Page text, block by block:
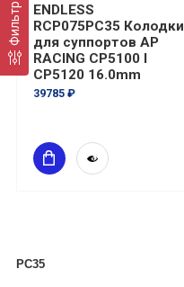
Фильтр
ENDLESS
RCP075PC35 Колодки
для суппортов AP
RACING CP5100 I
CP5120 16.0mm
39785 ₽
PC35